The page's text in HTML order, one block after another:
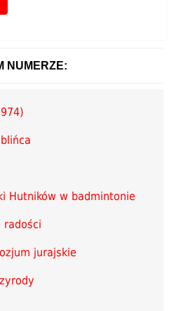
NUMERZE:
Hutników w badmintonie
radości
jurajskie